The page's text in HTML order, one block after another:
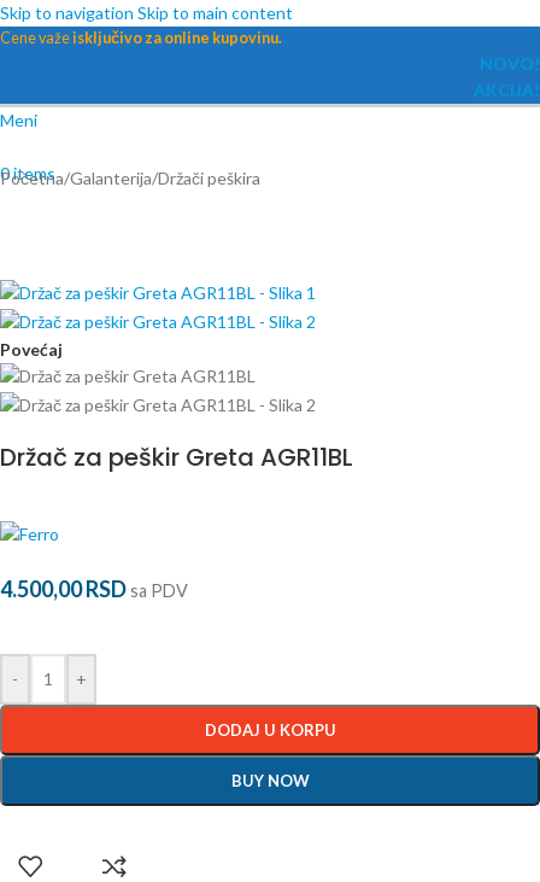
Skip to navigation Skip to main content
Cene važeisključivo za online kupovinu.
NOVO!
AKCIJA!
Meni
0items
Početna/Galanterija/Držači peškira
Povećaj
Držač za peškir Greta AGR11BL
4.500,00RSDsa PDV
- +
DODAJ U KORPU
BUY NOW